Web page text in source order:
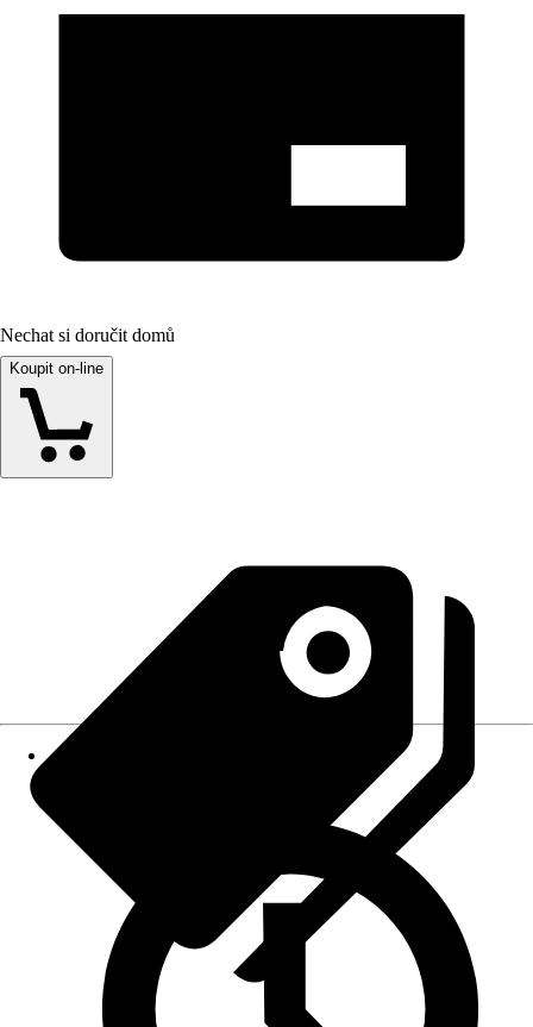
Nechat si doručit domů
Koupit on-line